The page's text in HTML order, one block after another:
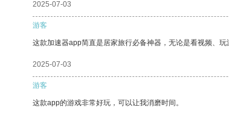
2025-07-03
游客
这款加速器app简直是居家旅行必备神器，无论是看视频、
2025-07-03
游客
这款app的游戏非常好玩，可以让我消磨时间。